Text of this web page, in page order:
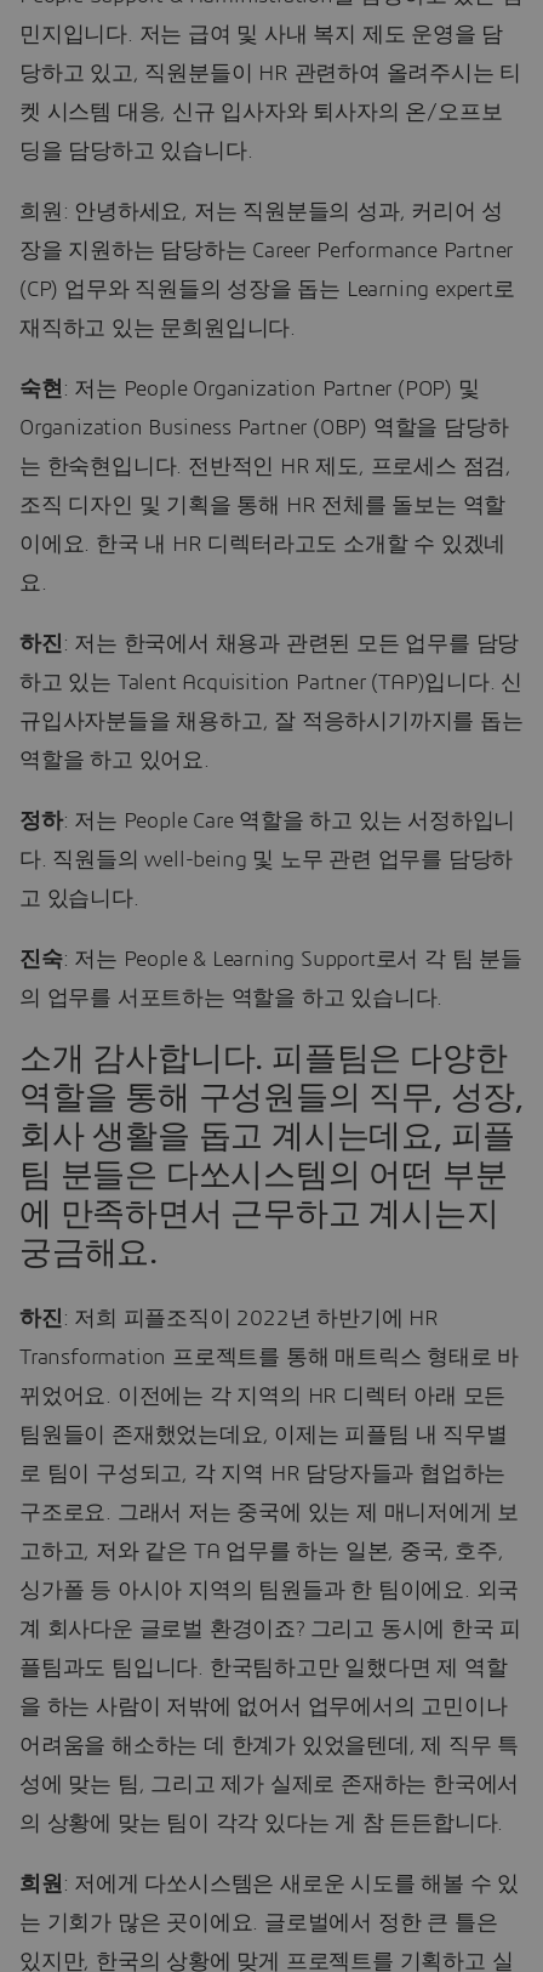
민지입니다. 저는 급여 및 사내 복지 제도 운영을 담
당하고 있고, 직원분들이 HR 관련하여 올려주시는 티
켓 시스템 대응, 신규 입사자와 퇴사자의 온/오프보
딩을 담당하고 있습니다.
희원: 안녕하세요, 저는 직원분들의 성과, 커리어 성
장을 지원하는 담당하는 Career Performance Partner
(CP) 업무와 직원들의 성장을 돕는 Learning expert로
재직하고 있는 문희원입니다.
숙현 : 저는 People Organization Partner (POP) 및
Organization Business Partner (OBP) 역할을 담당하
는 한숙현입니다. 전반적인 HR 제도, 프로세스 점검,
조직 디자인 및 기획을 통해 HR 전체를 돌보는 역할
이에요. 한국 내 HR 디렉터라고도 소개할 수 있겠네
요.
하진 : 저는 한국에서 채용과 관련된 모든 업무를 담당
하고 있는 Talent Acquisition Partner (TAP)입니다. 신
규입사자분들을 채용하고, 잘 적응하시기까지를 돕는
역할을 하고 있어요.
정하: 저는 People Care 역할을 하고 있는 서정하입니
다. 직원들의 well-being 및 노무 관련 업무를 담당하
고 있습니다.
진숙: 저는 People & Learning Support로서 각 팀 분들
의 업무를 서포트하는 역할을 하고 있습니다.
소개 감사합니다. 피플팀은 다양한
역할을 통해 구성원들의 직무, 성장,
회사 생활을 돕고 계시는데요, 피플
팀 분들은 다쏘시스템의 어떤 부분
에 만족하면서 근무하고 계시는지
궁금해요.
하진 : 저희 피플조직이 2022년 하반기에 HR
Transformation 프로젝트를 통해 매트릭스 형태로 바
뀌었어요. 이전에는 각 지역의 HR 디렉터 아래 모든
팀원들이 존재했었는데요, 이제는 피플팀 내 직무별
로 팀이 구성되고, 각 지역 HR 담당자들과 협업하는
구조로요. 그래서 저는 중국에 있는 제 매니저에게 보
고하고, 저와 같은 TA 업무를 하는 일본, 중국, 호주,
싱가폴 등 아시아 지역의 팀원들과 한 팀이에요. 외국
계 회사다운 글로벌 환경이죠? 그리고 동시에 한국 피
플팀과도 팀입니다. 한국팀하고만 일했다면 제 역할
을 하는 사람이 저밖에 없어서 업무에서의 고민이나
어려움을 해소하는 데 한계가 있었을텐데, 제 직무 특
성에 맞는 팀, 그리고 제가 실제로 존재하는 한국에서
의 상황에 맞는 팀이 각각 있다는 게 참 든든합니다.
희원 : 저에게 다쏘시스템은 새로운 시도를 해볼 수 있
는 기회가 많은 곳이에요. 글로벌에서 정한 큰 틀은
있지만, 한국의 상황에 맞게 프로젝트를 기획하고 실